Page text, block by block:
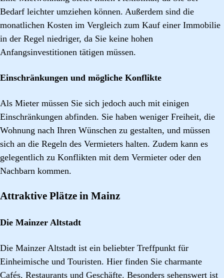
Bedarf leichter umziehen können. Außerdem sind die
monatlichen Kosten im Vergleich zum Kauf einer Immobilie
in der Regel niedriger, da Sie keine hohen
Anfangsinvestitionen tätigen müssen.
Einschränkungen und mögliche Konflikte
Als Mieter müssen Sie sich jedoch auch mit einigen
Einschränkungen abfinden. Sie haben weniger Freiheit, die
Wohnung nach Ihren Wünschen zu gestalten, und müssen
sich an die Regeln des Vermieters halten. Zudem kann es
gelegentlich zu Konflikten mit dem Vermieter oder den
Nachbarn kommen.
Attraktive Plätze in Mainz
Die Mainzer Altstadt
Die Mainzer Altstadt ist ein beliebter Treffpunkt für
Einheimische und Touristen. Hier finden Sie charmante
Cafés, Restaurants und Geschäfte. Besonders sehenswert ist